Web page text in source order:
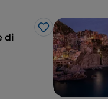
Like
di